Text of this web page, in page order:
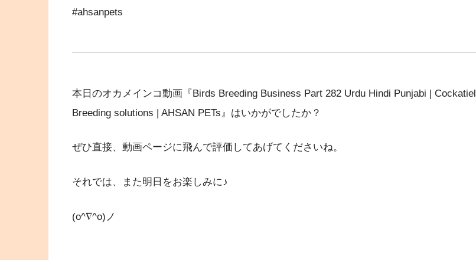
#ahsanpets
本日のオカメインコ動画『Birds Breeding Business Part 282 Urdu Hindi Punjabi | Cockatiel
Breeding solutions | AHSAN PETs』はいかがでしたか？
ぜひ直接、動画ページに飛んで評価してあげてくださいね。
それでは、また明日をお楽しみに♪
(o^∇^o)ノ